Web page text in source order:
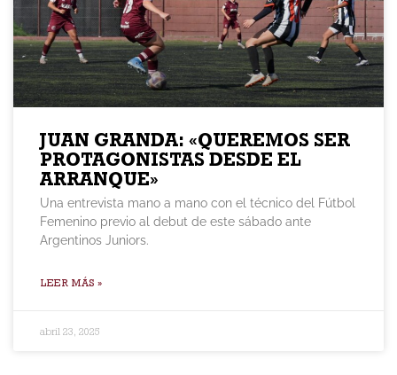
JUAN GRANDA: «QUEREMOS SER
PROTAGONISTAS DESDE EL
ARRANQUE»
Una entrevista mano a mano con el técnico del Fútbol
Femenino previo al debut de este sábado ante
Argentinos Juniors.
LEER MÁS »
abril 23, 2025